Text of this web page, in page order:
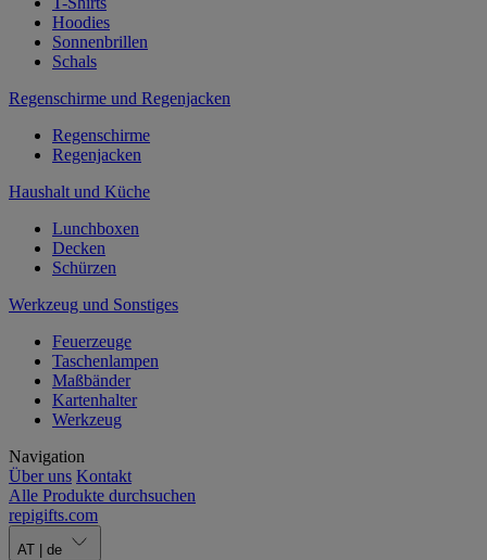
Hoodies
Sonnenbrillen
Schals
Regenschirme und Regenjacken
Regenschirme
Regenjacken
Haushalt und Küche
Lunchboxen
Decken
Schürzen
Werkzeug und Sonstiges
Feuerzeuge
Taschenlampen
Maßbänder
Kartenhalter
Werkzeug
Navigation
Über uns Kontakt
Alle Produkte durchsuchen
repigifts.com
AT de